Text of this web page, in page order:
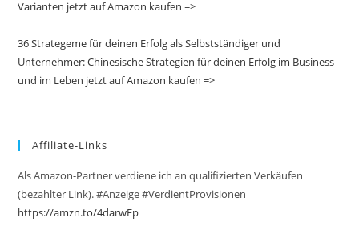
Varianten jetzt auf Amazon kaufen =>
36 Strategeme für deinen Erfolg als Selbstständiger und
Unternehmer: Chinesische Strategien für deinen Erfolg im Business
und im Leben jetzt auf Amazon kaufen =>
Affiliate-Links
Als Amazon-Partner verdiene ich an qualifizierten Verkäufen
(bezahlter Link). #Anzeige #VerdientProvisionen
https://amzn.to/4darwFp